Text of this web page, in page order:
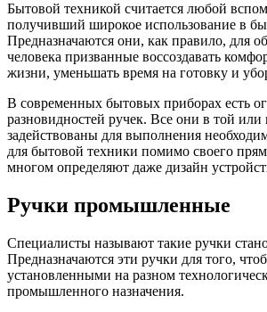
Бытовой техникой считается любой
получивший широкое использование в
Предназначаются они, как правило, для
человека призванные воссоздавать
жизни, уменьшать время на готовку и
В современных бытовых приборах есть
разновидностей ручек. Все они в той или
задействованы для выполнения
для бытовой техники помимо своего
многом определяют даже дизайн
Ручки промышленные
Специалисты называют такие ручки
Предназначаются эти ручки для того,
установленными на разном
промышленного назначения.